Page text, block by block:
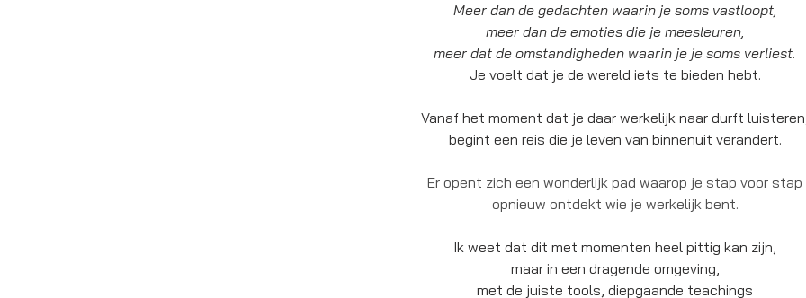
About
Meer dan de gedachten waarin je soms vastloopt,
meer dan de emoties die je meesleuren,
meer dat de omstandigheden waarin je je soms verliest.
Je voelt dat je de wereld iets te bieden hebt.
Vanaf het moment dat je daar werkelijk naar durft
begint een reis die je leven van binnenuit verandert.
Er opent zich een wonderlijk pad waarop je stap voor stap
opnieuw ontdekt wie je werkelijk bent.
Ik weet dat dit met momenten heel pittig kan zijn,
maar in een dragende omgeving,
met de juiste tools, diepgaande teachings